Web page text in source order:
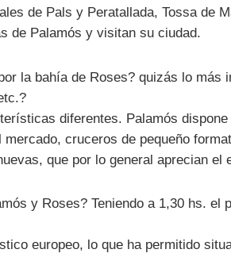
de Pals y Peratallada, Tossa de
de Palamós y visitan su ciudad.
la bahía de Roses? quizás lo
diferentes. Palamós
cruceros de pequeño
que por lo general aprecian
y Roses? Teniendo a 1,30 hs.
europeo, lo que ha permitido